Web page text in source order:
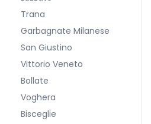
Trana
Garbagnate Milanese
San Giustino
Vittorio Veneto
Bollate
Voghera
Bisceglie